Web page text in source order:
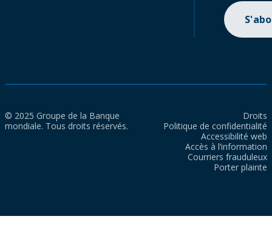
© 2025 Groupe de la Banque
mondiale. Tous droits réservés.
Droits
Politique de confidentialité
Accessibilité web
Accès à l’information
Courriers frauduleux
Porter plainte